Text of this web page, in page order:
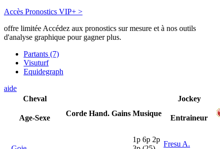
Accès Pronostics VIP+ >
offre limitée Accédez aux pronostics sur mesure et à nos outils
d'analyse graphique pour gagner plus.
Partants (7)
Visuturf
Equidegraph
aide
Cheval
Age-Sexe
Corde Hand. Gains Musique
Jockey
Entraineur
1p 6p 2p
Fresu A.